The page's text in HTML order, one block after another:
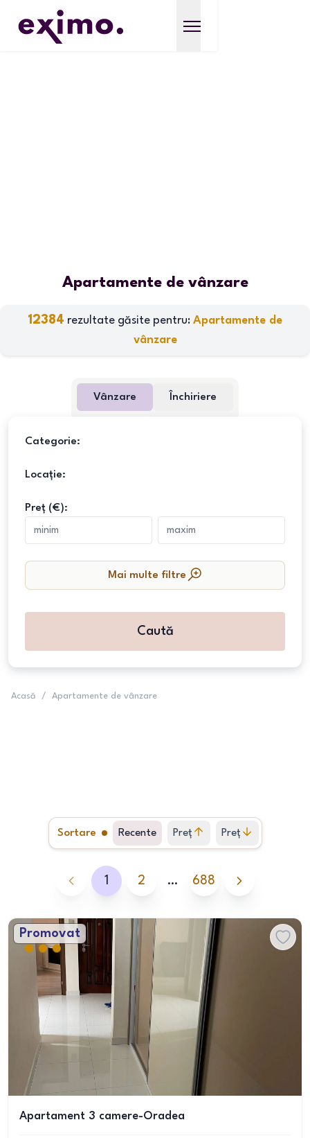
Apartamente de vânzare
12384 rezultate găsite pentru: Apartamente de
vânzare
Vânzare Închiriere
Categorie:
Locație:
Preț (€):
Mai multe filtre
Caută
Acasă / Apartamente de vânzare
Sortare Recente Preț
crescător
Preț
descrescător
1 2 … 688
Promovat
Apartament 3 camere-Oradea